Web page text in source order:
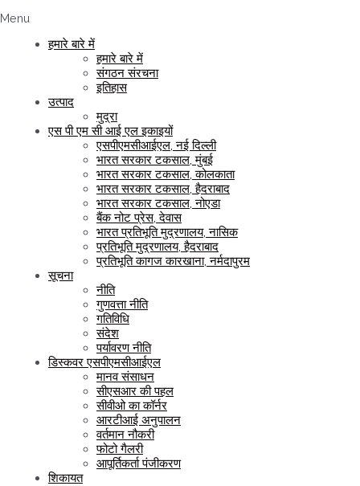
Menu
हमारे बारे में
हमारे बारे में
संगठन संरचना
इतिहास
उत्पाद
मुद्रा
एस पी एम सी आई एल इकाइयों
एसपीएमसीआईएल, नई दिल्ली
भारत सरकार टकसाल, मुंबई
भारत सरकार टकसाल, कोलकाता
भारत सरकार टकसाल, हैदराबाद
भारत सरकार टकसाल, नोएडा
बैंक नोट प्रेस, देवास
भारत प्रतिभूति मुद्रणालय, नासिक
प्रतिभूति मुद्रणालय, हैदराबाद
प्रतिभूति कागज कारखाना, नर्मदापुरम
सूचना
नीति
गुणवत्ता नीति
गतिविधि
संदेश
पर्यावरण नीति
डिस्कवर एसपीएमसीआईएल
मानव संसाधन
सीएसआर की पहल
सीवीओ का कॉर्नर
आरटीआई अनुपालन
वर्तमान नौकरी
फोटो गैलरी
आपूर्तिकर्ता पंजीकरण
शिकायत